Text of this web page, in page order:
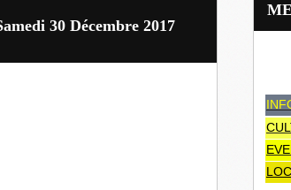
30 Décembre 2017